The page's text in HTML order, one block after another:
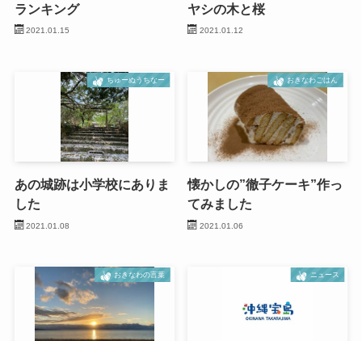
ランキング
2021.01.15
ヤシの木と桜
2021.01.12
ちゅーぬうちなー
あの城跡は小学校にありま
した
2021.01.08
おきなわごはん
懐かしの”徹子ケーキ”作っ
てみました
2021.01.06
おきなわの言葉 ニュース